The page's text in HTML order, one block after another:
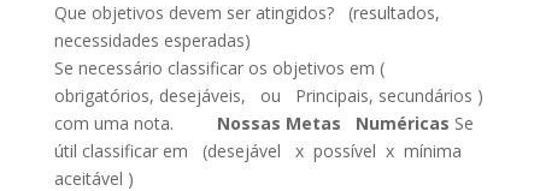
Que objetivos devem ser atingidos? (resultados,
necessidades esperadas)
Se necessário classificar os objetivos em (
obrigatórios, desejáveis, ou Principais, secundários )
com uma nota. Nossas Metas Numéricas Se
útil classificar em (desejável x possível x mínima
aceitável )